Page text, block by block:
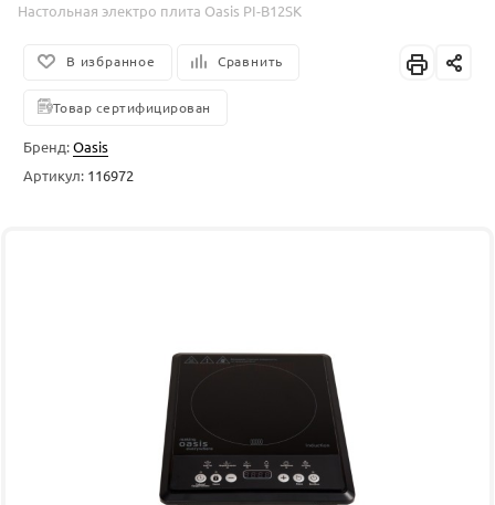
Настольная электро плита Oasis PI-B12SK
В избранное Сравнить
Товар сертифицирован
Бренд:Oasis
Артикул: 116972